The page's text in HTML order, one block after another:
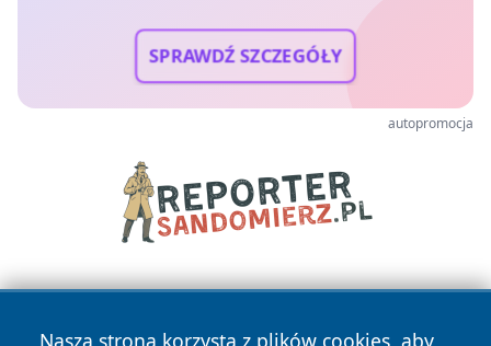
SPRAWDŹ SZCZEGÓŁY
autopromocja
Nasza strona korzysta z plików cookies, aby